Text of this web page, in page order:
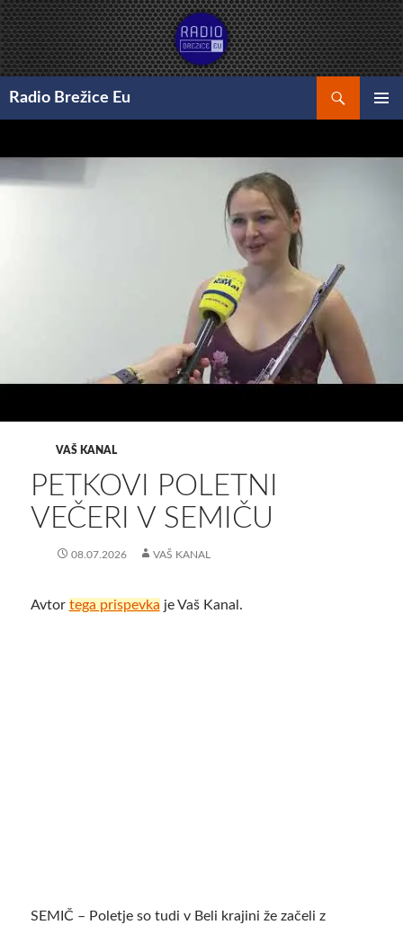
Preskoči
na
vsebino
Radio Brežice Eu
VAŠ KANAL
PETKOVI POLETNI
VEČERI V SEMIČU
08.07.2026 VAŠ KANAL
Avtor tega prispevka je Vaš Kanal.
SEMIČ – Poletje so tudi v Beli krajini že začeli z